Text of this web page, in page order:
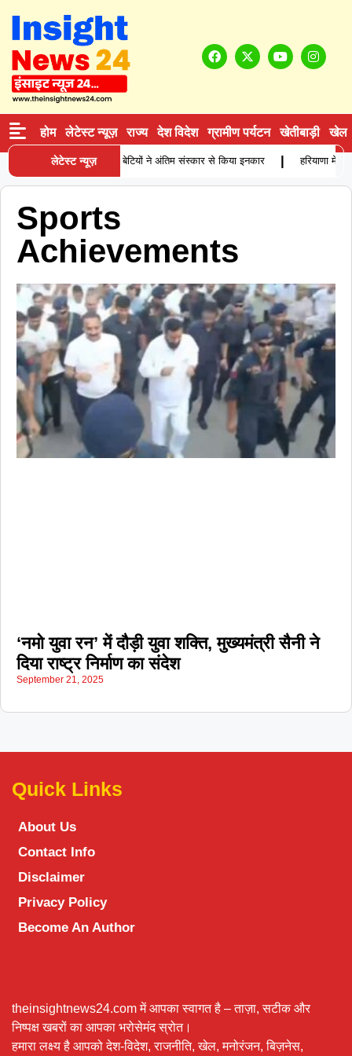
होम लेटेस्ट न्यूज़ राज्य देश विदेश ग्रामीण पर्यटन खेतीबाड़ी खेल
लेटेस्ट न्यूज़
में बुजुर्ग कारोबारी की मौत, बेटियों ने अंतिम संस्कार से किया इनकार हरियाणा में
Sports
Achievements
‘नमो युवा रन’ में दौड़ी युवा शक्ति, मुख्यमंत्री सैनी ने
दिया राष्ट्र निर्माण का संदेश
September 21, 2025
Quick Links
About Us
Contact Info
Disclaimer
Privacy Policy
Become An Author
theinsightnews24.com में आपका स्वागत है – ताज़ा, सटीक और
निष्पक्ष खबरों का आपका भरोसेमंद स्रोत।
हमारा लक्ष्य है आपको देश-विदेश, राजनीति, खेल, मनोरंजन, बिज़नेस,